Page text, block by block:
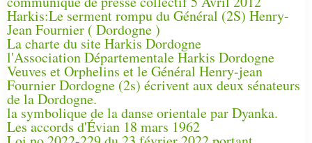
Harkis:Le serment rompu du Général (2S) Henry-
Jean Fournier ( Dordogne )
La charte du site Harkis Dordogne
l'Association Départementale Harkis Dordogne
Veuves et Orphelins et le Général Henry-jean
Fournier Dordogne (2s) écrivent aux deux sénateurs
de la Dordogne.
la symbolique de la danse orientale par Dyanka.
Les accords d'Évian 18 mars 1962